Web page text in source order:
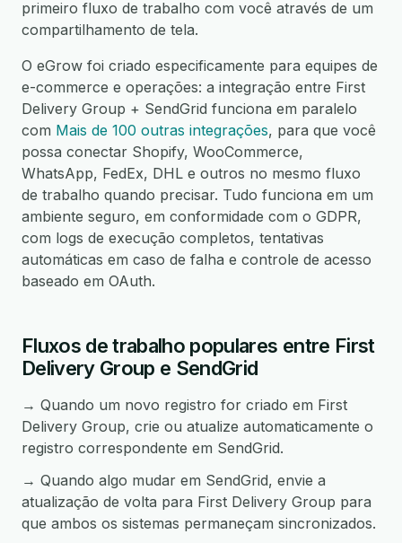
primeiro fluxo de trabalho com você através de um
compartilhamento de tela.
O eGrow foi criado especificamente para equipes de
e-commerce e operações: a integração entre First
Delivery Group + SendGrid funciona em paralelo
com Mais de 100 outras integrações, para que você
possa conectar Shopify, WooCommerce,
WhatsApp, FedEx, DHL e outros no mesmo fluxo
de trabalho quando precisar. Tudo funciona em um
ambiente seguro, em conformidade com o GDPR,
com logs de execução completos, tentativas
automáticas em caso de falha e controle de acesso
baseado em OAuth.
Fluxos de trabalho populares entre First
Delivery Group e SendGrid
→ Quando um novo registro for criado em First
Delivery Group, crie ou atualize automaticamente o
registro correspondente em SendGrid.
→ Quando algo mudar em SendGrid, envie a
atualização de volta para First Delivery Group para
que ambos os sistemas permaneçam sincronizados.